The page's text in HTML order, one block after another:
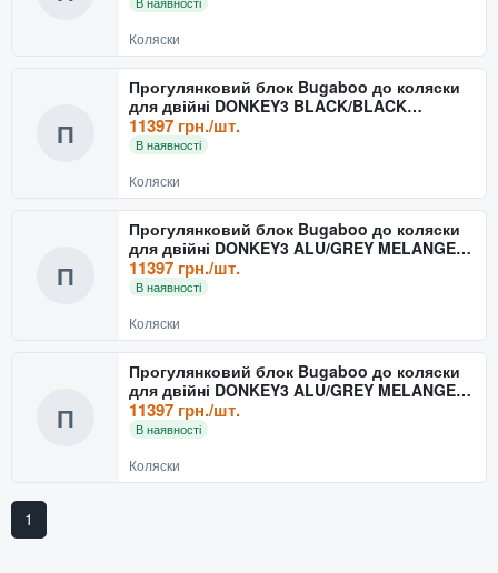
Коляски
П
Прогулянковий блок Bugaboo до коляски
для двійні DONKEY3 BLACK/BLACK
180128ZW01
11397 грн./шт.
В наявності
Коляски
П
Прогулянковий блок Bugaboo до коляски
для двійні DONKEY3 ALU/GREY MELANGE-
RED 180128GM02
11397 грн./шт.
В наявності
Коляски
П
Прогулянковий блок Bugaboo до коляски
для двійні DONKEY3 ALU/GREY MELANGE
180128GM01
11397 грн./шт.
В наявності
Коляски
1